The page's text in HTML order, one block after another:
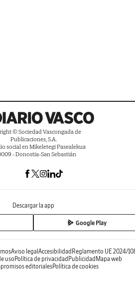
© Sociedad Vascongada de
Publicaciones, S.A.
social en Mikeletegi Pasealekua
- Donostia-San Sebastián
Descargar la app
Google Play
Aviso legal Accesibilidad Reglamento UE 2024/
usoPolítica de privacidad Publicidad Mapa web
editorialesPolítica de cookies